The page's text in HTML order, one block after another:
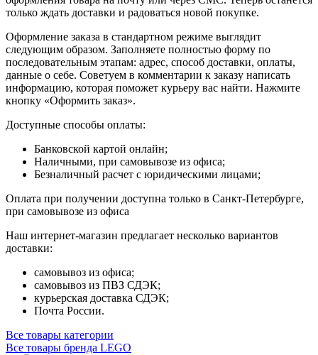
только ждать доставки и радоваться новой покупке.
Оформление заказа в стандартном режиме выглядит
следующим образом. Заполняете полностью форму по
последовательным этапам: адрес, способ доставки, оплаты,
данные о себе. Советуем в комментарии к заказу написать
информацию, которая поможет курьеру вас найти. Нажмите
кнопку «Оформить заказ».
Доступные способы оплаты:
Банковской картой онлайн;
Наличными, при самовывозе из офиса;
Безналичный расчет с юридическими лицами;
Оплата при получении доступна только в Санкт-Петербурге,
при самовывозе из офиса
Наш интернет-магазин предлагает несколько вариантов
доставки:
самовывоз из офиса;
самовывоз из ПВЗ СДЭК;
курьерская доставка СДЭК;
Почта России.
Все товары категории
Все товары бренда LEGO